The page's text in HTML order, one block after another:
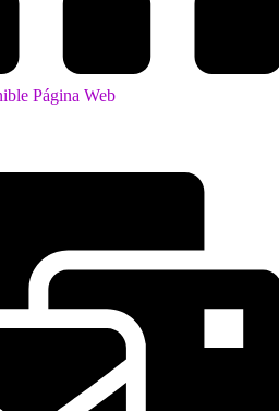
Página Web